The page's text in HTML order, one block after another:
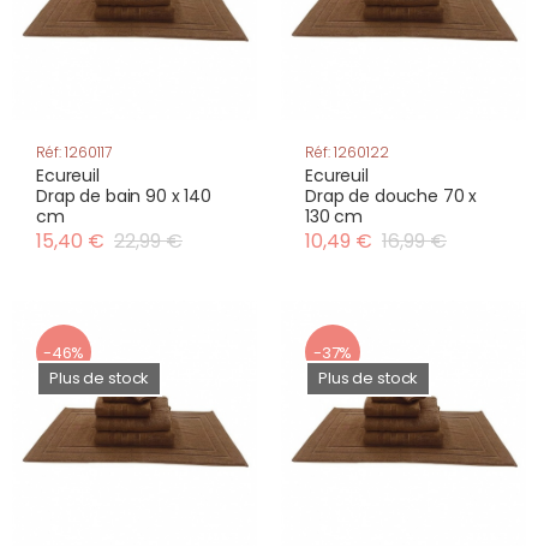
Réf: 1260117
Ecureuil
Drap de bain 90 x 140
cm
15,40 € 22,99 €
Réf: 1260122
Ecureuil
Drap de douche 70 x
130 cm
10,49 € 16,99 €
-46%
Plus de stock
-37%
Plus de stock